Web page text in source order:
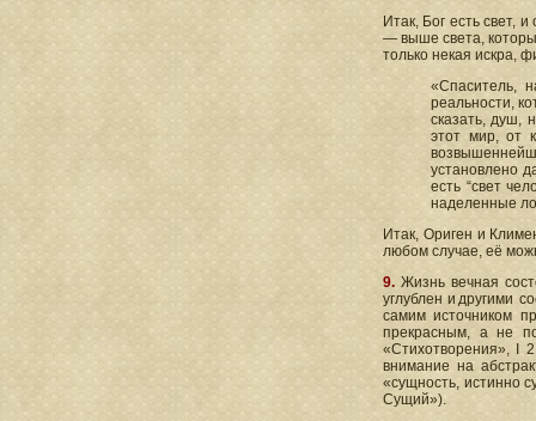
Итак, Бог есть свет,
— выше света,
только некая искра,
«Спаситель,
реальности,
сказать, душ,
этот мир, от
установлено
есть “свет
наделенные
Итак, Ориген и
любом случае, её
9.Жизнь вечная
углублен и другими
самим источником
прекрасным, а не
«Стихотворения», I
внимание на
«сущность, истинно
Сущий»).